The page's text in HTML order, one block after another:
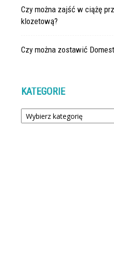
Czy można zajść w ciążę
klozetową?
Czy można zostawić
KATEGORIE
Kategorie